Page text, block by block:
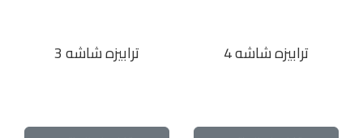
ترابيزه شاشه 4 ترابيزه شاشه 3